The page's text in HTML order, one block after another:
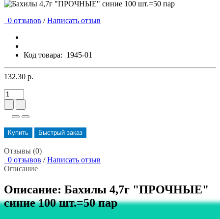
0 отзывов / Написать отзыв
Код товара: 1945-01
132.30 р.
Купить Быстрый заказ
Отзывы (0)
0 отзывов / Написать отзыв
Описание
Описание: Бахилы 4,7г "ПРОЧНЫЕ"
синие 100 шт.=50 пар